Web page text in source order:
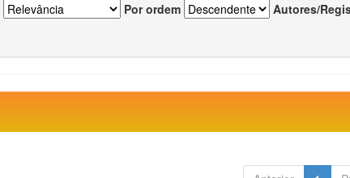
Por ordem Autores/